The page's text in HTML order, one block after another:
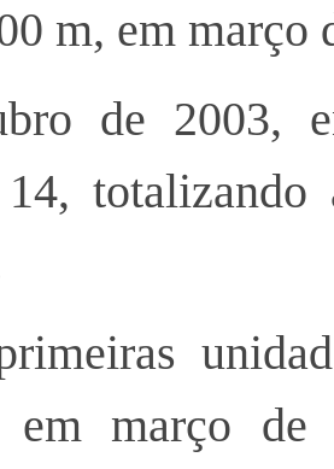
m, em março
de 2003,
14,
em março